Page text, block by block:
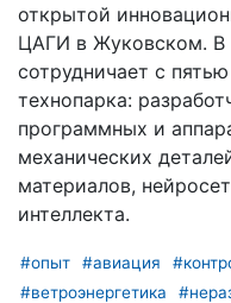
открытой
ЦАГИ в Жуковском. В
сотрудничает с
технопарка:
программных и
механических
материалов,
интеллекта.
#опыт #авиация
#ветроэнергетика